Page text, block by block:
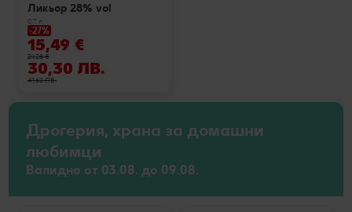
Ликьор 28% vol
0,7 л
-27%
15,49 €
21,28 €
30,30 ЛВ.
41,62 ЛВ.
Дрогерия, храна за домашни
любимци
Валидно от 03.08. до 09.08.